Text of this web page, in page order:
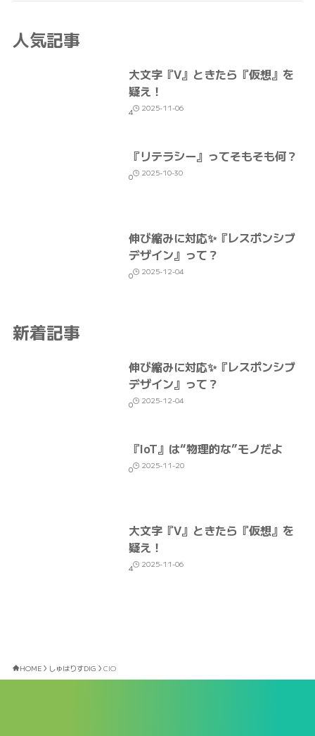
人気記事
大文字『V』ときたら『仮想』を
疑え！
4 2025-11-06
『リテラシー』ってそもそも何？
0 2025-10-30
伸び縮みに対応✨『レスポンシブ
デザイン』って？
0 2025-12-04
新着記事
伸び縮みに対応✨『レスポンシブ
デザイン』って？
0 2025-12-04
『IoT』は“物理的な”モノだよ
0 2025-11-20
大文字『V』ときたら『仮想』を
疑え！
4 2025-11-06
HOME しゅはりすDIG CIO